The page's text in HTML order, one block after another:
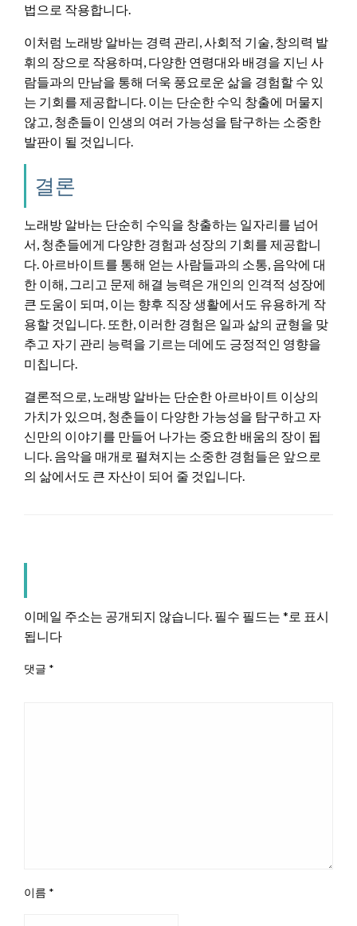
법으로 작용합니다.
이처럼 노래방 알바는 경력 관리, 사회적 기술, 창의력 발
휘의 장으로 작용하며, 다양한 연령대와 배경을 지닌 사
람들과의 만남을 통해 더욱 풍요로운 삶을 경험할 수 있
는 기회를 제공합니다. 이는 단순한 수익 창출에 머물지
않고, 청춘들이 인생의 여러 가능성을 탐구하는 소중한
발판이 될 것입니다.
결론
노래방 알바는 단순히 수익을 창출하는 일자리를 넘어
서, 청춘들에게 다양한 경험과 성장의 기회를 제공합니
다. 아르바이트를 통해 얻는 사람들과의 소통, 음악에 대
한 이해, 그리고 문제 해결 능력은 개인의 인격적 성장에
큰 도움이 되며, 이는 향후 직장 생활에서도 유용하게 작
용할 것입니다. 또한, 이러한 경험은 일과 삶의 균형을 맞
추고 자기 관리 능력을 기르는 데에도 긍정적인 영향을
미칩니다.
결론적으로, 노래방 알바는 단순한 아르바이트 이상의
가치가 있으며, 청춘들이 다양한 가능성을 탐구하고 자
신만의 이야기를 만들어 나가는 중요한 배움의 장이 됩
니다. 음악을 매개로 펼쳐지는 소중한 경험들은 앞으로
의 삶에서도 큰 자산이 되어 줄 것입니다.
이메일 주소는 공개되지 않습니다. 필수 필드는 *로 표시
됩니다
댓글 *
이름 *